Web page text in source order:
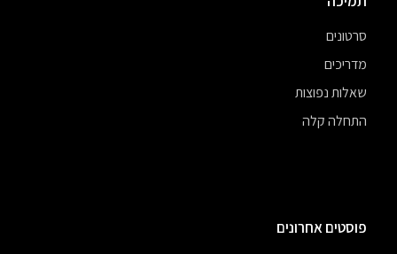
סרטונים
מדריכים
שאלות נפוצות
התחלה קלה
פוסטים אחרונים